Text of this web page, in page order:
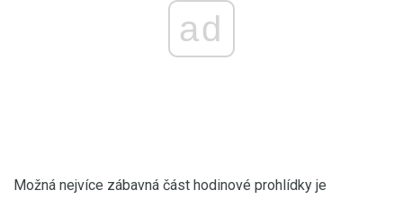
ad
Možná nejvíce zábavná část hodinové prohlídky je